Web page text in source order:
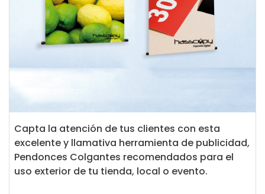
Capta la atención de tus clientes con esta
excelente y llamativa herramienta de publicidad,
Pendonces Colgantes recomendados para el
uso exterior de tu tienda, local o evento.